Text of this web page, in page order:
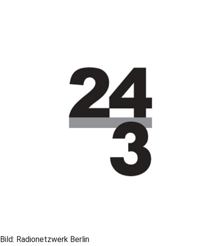
Bild: Radionetzwerk Berlin